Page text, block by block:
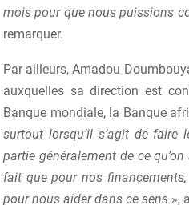
mois pour que nous puissions
remarquer.
Par ailleurs, Amadou
auxquelles sa direction est
Banque mondiale, la Banque
surtout lorsqu’il s’agit de faire
partie généralement de ce
fait que pour nos
pour nous aider dans ce sens »,